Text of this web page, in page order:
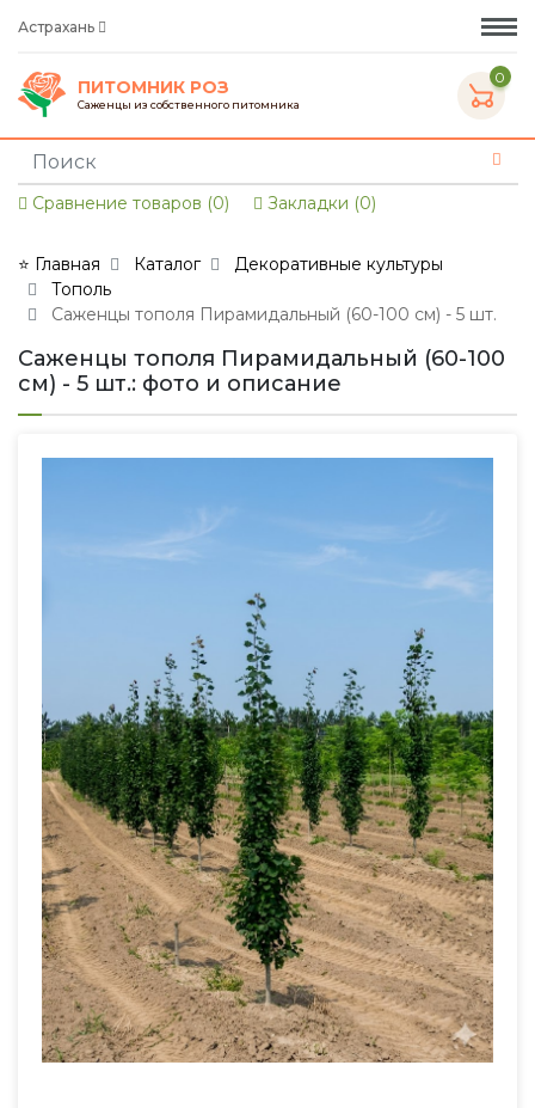
Астрахань
ПИТОМНИК РОЗ
Саженцы из собственного питомника
0
Сравнение товаров (0) Закладки (0)
⭐ Главная Каталог
Декоративные культуры
Тополь
Саженцы тополя Пирамидальный (60-100 см) - 5 шт.
Саженцы тополя Пирамидальный (60-100
см) - 5 шт.: фото и описание